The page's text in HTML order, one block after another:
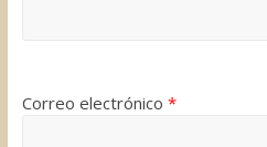
Correo electrónico *